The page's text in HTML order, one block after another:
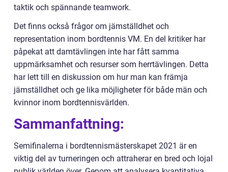
taktik och spännande teamwork.
Det finns också frågor om jämställdhet och
representation inom bordtennis VM. En del kritiker har
påpekat att damtävlingen inte har fått samma
uppmärksamhet och resurser som herrtävlingen. Detta
har lett till en diskussion om hur man kan främja
jämställdhet och ge lika möjligheter för både män och
kvinnor inom bordtennisvärlden.
Sammanfattning:
Semifinalerna i bordtennismästerskapet 2021 är en
viktig del av turneringen och attraherar en bred och lojal